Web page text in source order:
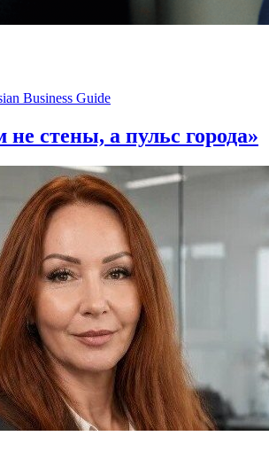
Business Guide
стены, а пульс города»